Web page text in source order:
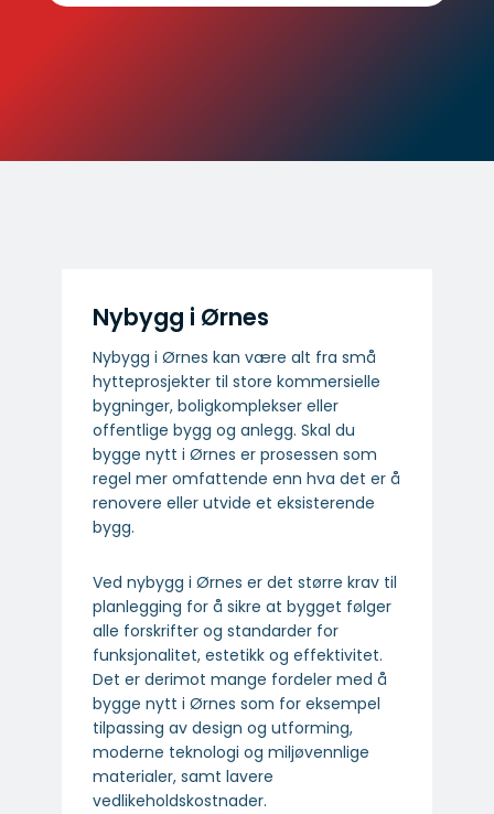
Nybygg i Ørnes
Nybygg i Ørnes kan være alt fra små
hytteprosjekter til store kommersielle
bygninger, boligkomplekser eller
offentlige bygg og anlegg. Skal du
bygge nytt i Ørnes er prosessen som
regel mer omfattende enn hva det er å
renovere eller utvide et eksisterende
bygg.
Ved nybygg i Ørnes er det større krav til
planlegging for å sikre at bygget følger
alle forskrifter og standarder for
funksjonalitet, estetikk og effektivitet.
Det er derimot mange fordeler med å
bygge nytt i Ørnes som for eksempel
tilpassing av design og utforming,
moderne teknologi og miljøvennlige
materialer, samt lavere
vedlikeholdskostnader.